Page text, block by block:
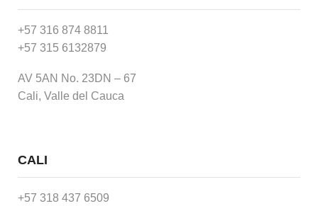
+57 316 874 8811
+57 315 6132879
AV 5AN No. 23DN – 67
Cali, Valle del Cauca
CALI
+57 318 437 6509